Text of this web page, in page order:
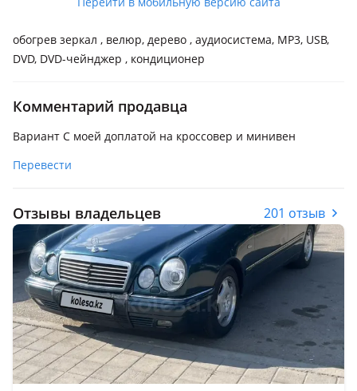
обогрев зеркал , велюр, дерево , аудиосистема, MP3, USB,
DVD, DVD-чейнджер , кондиционер
Комментарий продавца
Вариант С моей доплатой на кроссовер и минивен
Перевести
Отзывы владельцев 201 отзыв